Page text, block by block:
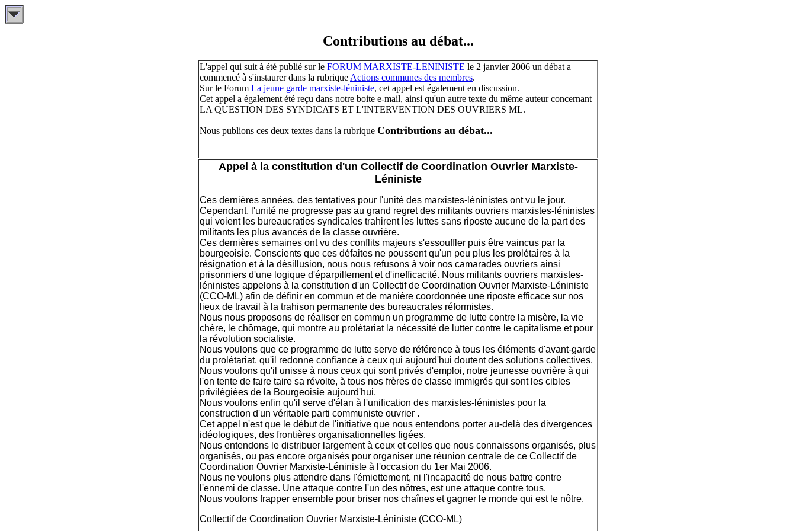
Contributions au débat...
L'appel qui suit à été publié sur le FORUM MARXISTE-LENINISTE le 2 janvier 2006 un débat a
commencé à s'instaurer dans la rubrique Actions communes des membres.
Sur le Forum La jeune garde marxiste-léniniste, cet appel est également en discussion.
Cet appel a également été reçu dans notre boite e-mail, ainsi qu'un autre texte du même auteur concernant
LA QUESTION DES SYNDICATS ET L'INTERVENTION DES OUVRIERS ML.
Nous publions ces deux textes dans la rubrique Contributions au débat...
Appel à la constitution d'un Collectif de Coordination Ouvrier Marxiste-
Léniniste
Ces dernières années, des tentatives pour l'unité des marxistes-léninistes ont vu le jour.
Cependant, l'unité ne progresse pas au grand regret des militants ouvriers marxistes-léninistes
qui voient les bureaucraties syndicales trahirent les luttes sans riposte aucune de la part des
militants les plus avancés de la classe ouvrière.
Ces dernières semaines ont vu des conflits majeurs s'essouffler puis être vaincus par la
bourgeoisie. Conscients que ces défaites ne poussent qu'un peu plus les prolétaires à la
résignation et à la désillusion, nous nous refusons à voir nos camarades ouvriers ainsi
prisonniers d'une logique d'éparpillement et d'inefficacité. Nous militants ouvriers marxistes-
léninistes appelons à la constitution d'un Collectif de Coordination Ouvrier Marxiste-Léniniste
(CCO-ML) afin de définir en commun et de manière coordonnée une riposte efficace sur nos
lieux de travail à la trahison permanente des bureaucrates réformistes.
Nous nous proposons de réaliser en commun un programme de lutte contre la misère, la vie
chère, le chômage, qui montre au prolétariat la nécessité de lutter contre le capitalisme et pour
la révolution socialiste.
Nous voulons que ce programme de lutte serve de référence à tous les éléments d'avant-garde
du prolétariat, qu'il redonne confiance à ceux qui aujourd'hui doutent des solutions collectives.
Nous voulons qu'il unisse à nous ceux qui sont privés d'emploi, notre jeunesse ouvrière à qui
l'on tente de faire taire sa révolte, à tous nos frères de classe immigrés qui sont les cibles
privilégiées de la Bourgeoisie aujourd'hui.
Nous voulons enfin qu'il serve d'élan à l'unification des marxistes-léninistes pour la
construction d'un véritable parti communiste ouvrier .
Cet appel n'est que le début de l'initiative que nous entendons porter au-delà des divergences
idéologiques, des frontières organisationnelles figées.
Nous entendons le distribuer largement à ceux et celles que nous connaissons organisés, plus
organisés, ou pas encore organisés pour organiser une réunion centrale de ce Collectif de
Coordination Ouvrier Marxiste-Léniniste à l'occasion du 1er Mai 2006.
Nous ne voulons plus attendre dans l'émiettement, ni l'incapacité de nous battre contre
l'ennemi de classe. Une attaque contre l'un des nôtres, est une attaque contre tous.
Nous voulons frapper ensemble pour briser nos chaînes et gagner le monde qui est le nôtre.
Collectif de Coordination Ouvrier Marxiste-Léniniste (CCO-ML)